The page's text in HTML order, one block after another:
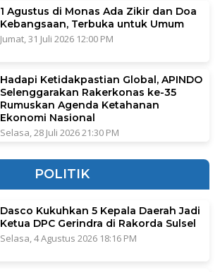
1 Agustus di Monas Ada Zikir dan Doa
Kebangsaan, Terbuka untuk Umum
Jumat, 31 Juli 2026 12:00 PM
Hadapi Ketidakpastian Global, APINDO
Selenggarakan Rakerkonas ke-35
Rumuskan Agenda Ketahanan
Ekonomi Nasional
Selasa, 28 Juli 2026 21:30 PM
POLITIK
Dasco Kukuhkan 5 Kepala Daerah Jadi
Ketua DPC Gerindra di Rakorda Sulsel
Selasa, 4 Agustus 2026 18:16 PM